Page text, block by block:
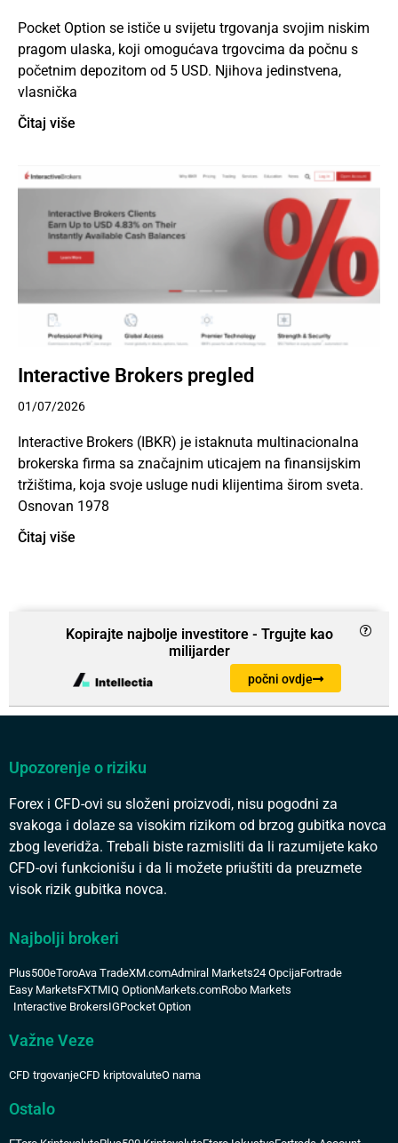
Pocket Option se ističe u svijetu trgovanja svojim niskim
pragom ulaska, koji omogućava trgovcima da počnu s
početnim depozitom od 5 USD. Njihova jedinstvena,
vlasnička
Čitaj više
Interactive Brokers pregled
01/07/2026
Interactive Brokers (IBKR) je istaknuta multinacionalna
brokerska firma sa značajnim uticajem na finansijskim
tržištima, koja svoje usluge nudi klijentima širom sveta.
Osnovan 1978
Čitaj više
Kopirajte najbolje investitore - Trgujte kao
milijarder
počni ovdje
Upozorenje o riziku
Forex i CFD-ovi su složeni proizvodi, nisu pogodni za
svakoga i dolaze sa visokim rizikom od brzog gubitka novca
zbog leveridža. Trebali biste razmisliti da li razumijete kako
CFD-ovi funkcionišu i da li možete priuštiti da preuzmete
visok rizik gubitka novca.
Najbolji brokeri
Plus500eToroAva TradeXM.comAdmiral Markets24 OpcijaFortrade
Easy MarketsFXTMIQ OptionMarkets.comRobo Markets
Interactive BrokersIGPocket Option
Važne Veze
CFD trgovanjeCFD kriptovaluteO nama
Ostalo